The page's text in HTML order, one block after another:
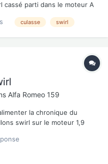
cassé parti dans le moteur A
sur le sujet n'est pas
culasse swirl
Alfa Romeo 159
la chronique du
swirl sur le moteur 1,9
A l'intérieur du
swirl) permet...